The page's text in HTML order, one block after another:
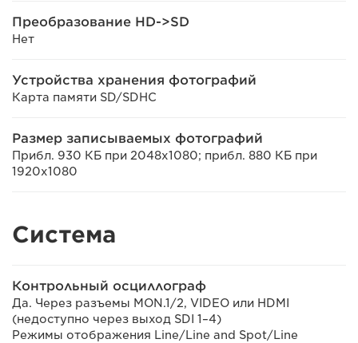
Преобразование HD->SD
Нет
Устройства хранения фотографий
Карта памяти SD/SDHC
Размер записываемых фотографий
Прибл. 930 КБ при 2048x1080; прибл. 880 КБ при
1920x1080
Система
Контрольный осциллограф
Да. Через разъемы MON.1/2, VIDEO или HDMI
(недоступно через выход SDI 1–4)
Режимы отображения Line/Line and Spot/Line